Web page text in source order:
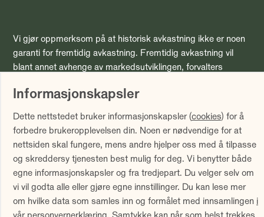
Vi gjør oppmerksom på at historisk avkastning ikke er noen
garanti for fremtidig avkastning. Fremtidig avkastning vil
blant annet avhenge av markedsutviklingen, forvalters
Avkastningen kan bli negativ som følge av kurstap.
Avkastningen er fratrukket årlig forvaltningshonorar.
Avkastning utover 12 måneder er annualisert. Tallene er
oppgitt i NOK.
Sammenlign våre priser med andre selskaper på
Finansportalen.no
Innholdet på denne siden er markedsføring
Informasjonskapsler
Dette nettstedet bruker informasjonskapsler (cookies) for å
forbedre brukeropplevelsen din. Noen er nødvendige for at
nettsiden skal fungere, mens andre hjelper oss med å tilpasse
og skreddersy tjenesten best mulig for deg. Vi benytter både
egne informasjonskapsler og fra tredjepart. Du velger selv om
vi vil godta alle eller gjøre egne innstillinger. Du kan lese mer
om hvilke data som samles inn og formålet med innsamlingen i